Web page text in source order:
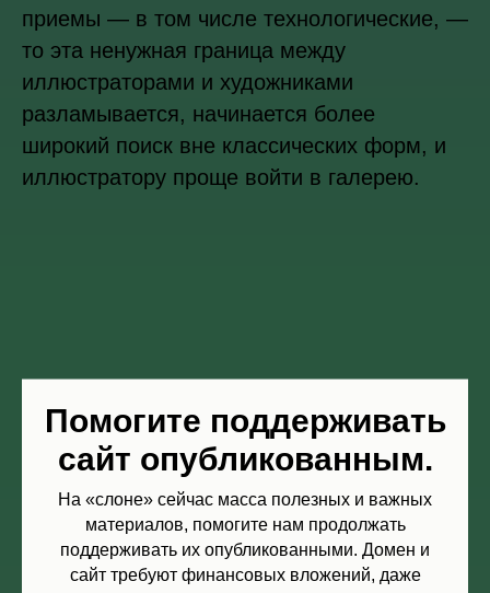
приемы — в том числе технологические, —
то эта ненужная граница между
иллюстраторами и художниками
разламывается, начинается более
широкий поиск вне классических форм, и
иллюстратору проще войти в галерею.
Ксения Копалова
Мне кажется, еще эта зажатость в рамках
медиума проявляется — тогда, когда она
Помогите поддерживать
сайт опубликованным.
На «слоне» сейчас масса полезных и важных
материалов, помогите нам продолжать
поддерживать их опубликованными. Домен и
сайт требуют финансовых вложений, даже